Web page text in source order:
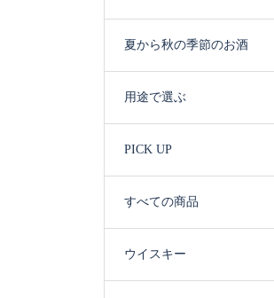
夏から秋の季節のお酒
用途で選ぶ
PICK UP
すべての商品
ウイスキー